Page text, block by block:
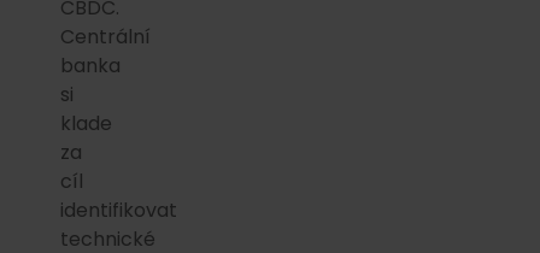
CBDC.
Centrální
banka
si
klade
za
cíl
identifikovat
technické